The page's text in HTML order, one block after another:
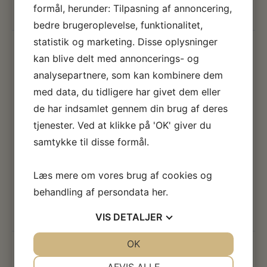
Læs mere
FOSSILJAGT MED FUR MUSEUM
(ENGLISH)
19. aug kl. 14:00 - 15:00
Obs. Geologerne og guiderne på turen er danske.
Introduktion og instruktioner forventes dog at foregå på
engelsk. Onsdag den 19. august kl. 14.00 – 15.00 Tag
med geologerne på fossiljagt og se om du kan finde et
som et lotteri, hvor man kan finde mange spændende
[…]
FOSSILJAGT MED FUR MUSEUM
(ENGLISH)
formål, herunder: Tilpasning af annoncering,
bedre brugeroplevelse, funktionalitet,
statistik og marketing. Disse oplysninger
kan blive delt med annoncerings- og
analysepartnere, som kan kombinere dem
med data, du tidligere har givet dem eller
de har indsamlet gennem din brug af deres
tjenester. Ved at klikke på 'OK' giver du
samtykke til disse formål.
Læs mere om vores brug af cookies og
behandling af persondata her.
VIS DETALJER
OK